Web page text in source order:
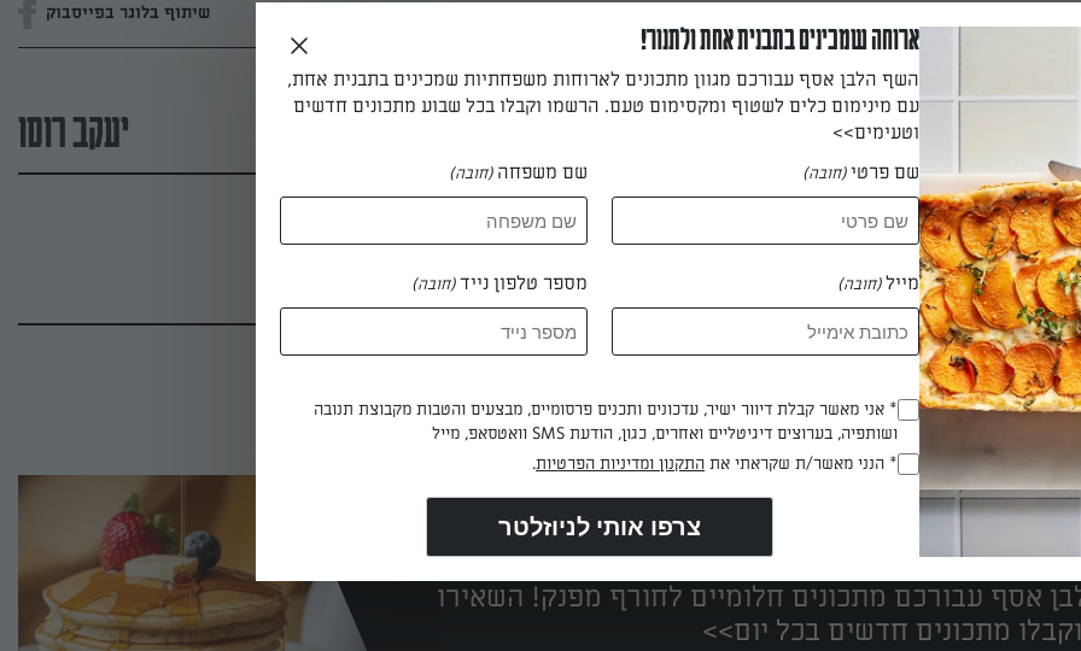
שיתוף בלוגר בפייסבוק
יעקב רוסו
יעקב רוסו
הכי טעימים במקום אחד!
אסף עבורכם מתכונים חלומיים לחורף מפנק! השאירו
מתכונים חדשים בכל יום>>
ארוחה שמכינים בתבנית אחת ולתנור!
השף הלבן אסף עבורכם מגוון מתכונים לארוחות משפחתיות שמכינים בתבנית אחת,
עם מינימום כלים לשטוף ומקסימום טעם. הרשמו וקבלו בכל שבוע מתכונים חדשים
וטעימים>>
שם פרטי(חובה) שם משפחה (חובה)
מייל(חובה) מספר טלפון נייד(חובה)
(חובה)
* אני מאשר קבלת דיוור ישיר, עדכונים ותכנים פרסומיים, מבצעים והטבות מקבוצת תנובה
ושותפיה, בערוצים דיגיטליים ואחרים, כגון, הודעת SMS וואטסאפ, מייל
(חובה)
* הנני מאשר/ת שקראתי את התקנון ומדיניות הפרטיות.